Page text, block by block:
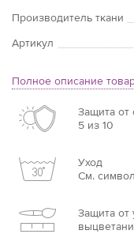
Производитель ткани
Артикул
Полное описание
Защита от
5 из 10
Уход
См.
Защита от